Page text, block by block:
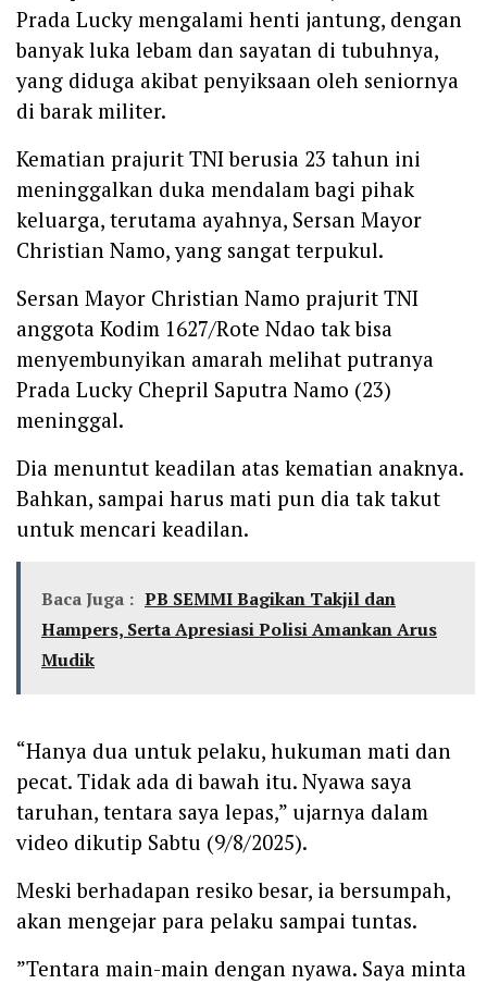
Prada Lucky mengalami henti jantung, dengan
banyak luka lebam dan sayatan di tubuhnya,
yang diduga akibat penyiksaan oleh seniornya
di barak militer.
‎Kematian prajurit TNI berusia 23 tahun ini
meninggalkan duka mendalam bagi pihak
keluarga, terutama ayahnya, Sersan Mayor
Christian Namo, yang sangat terpukul.
‎Sersan Mayor Christian Namo prajurit TNI
anggota Kodim 1627/Rote Ndao tak bisa
menyembunyikan amarah melihat putranya
Prada Lucky Chepril Saputra Namo (23)
meninggal.
‎Dia menuntut keadilan atas kematian anaknya.
Bahkan, sampai harus mati pun dia tak takut
untuk mencari keadilan.
Baca Juga : PB SEMMI Bagikan Takjil dan
Hampers, Serta Apresiasi Polisi Amankan Arus
Mudik
‎“Hanya dua untuk pelaku, hukuman mati dan
pecat. Tidak ada di bawah itu. Nyawa saya
taruhan, tentara saya lepas,” ujarnya dalam
video dikutip Sabtu (9/8/2025).
‎Meski berhadapan resiko besar, ia bersumpah,
akan mengejar para pelaku sampai tuntas.
‎”Tentara main-main dengan nyawa. Saya minta